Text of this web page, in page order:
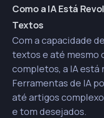
Como a IA Está
Textos
Com a capacidade
textos e até mesmo
completos, a IA está
Ferramentas de IA
até artigos
e tom desejados.